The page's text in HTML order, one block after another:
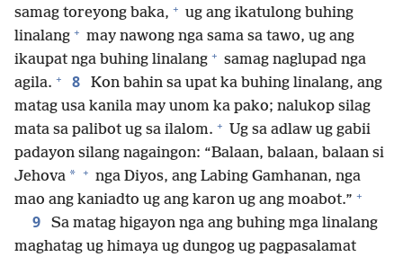
samag toreyong baka, + ug ang ikatulong buhing
linalang + may nawong nga sama sa tawo, ug ang
ikaupat nga buhing linalang + samag naglupad nga
agila. + 8
Kon bahin sa upat ka buhing linalang, ang
matag usa kanila may unom ka pako; nalukop silag
mata sa palibot ug sa ilalom. + Ug sa adlaw ug gabii
padayon silang nagaingon: “Balaan, balaan, balaan si
Jehova * + nga Diyos, ang Labing Gamhanan, nga
mao ang kaniadto ug ang karon ug ang moabot.” +
9
Sa matag higayon nga ang buhing mga linalang
maghatag ug himaya ug dungog ug pagpasalamat